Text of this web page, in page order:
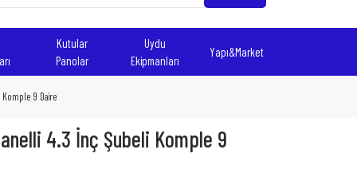
Kutular
Panolar
Uydu
Ekipmanları
Yapı&Market
9 Daire
4.3 İnç Şubeli Komple 9